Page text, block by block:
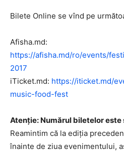
Bilete Online se vînd pe
Afisha.md:
https://afisha.md/ro/events/
2017
iTicket.md: https://iticket.md/
music-food-fest
Atenție: Numărul biletelor
Reamintim că la ediția
înainte de ziua evenimentului,